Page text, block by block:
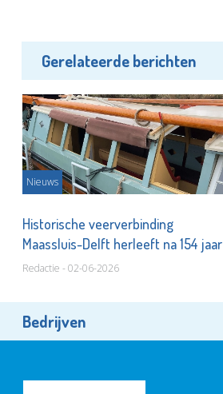
Gerelateerde berichten
Nieuws
Historische veerverbinding
Maassluis-Delft herleeft na 154 jaar
Redactie - 02-06-2026
Bedrijven